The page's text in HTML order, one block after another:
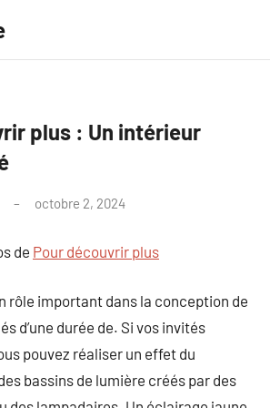
plus : Un intérieur
octobre 2, 2024
de Pour découvrir plus
rôle important dans la conception de
d’une durée de. Si vos invités
pouvez réaliser un effet du
bassins de lumière créés par des